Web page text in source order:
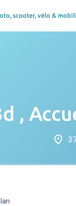
scooter, vélo &
,
place